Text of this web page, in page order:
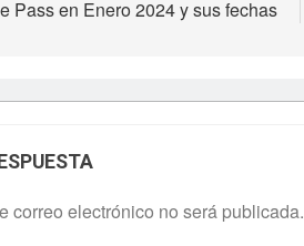
Pass en Enero 2024 y sus fechas
correo electrónico no será publicada.